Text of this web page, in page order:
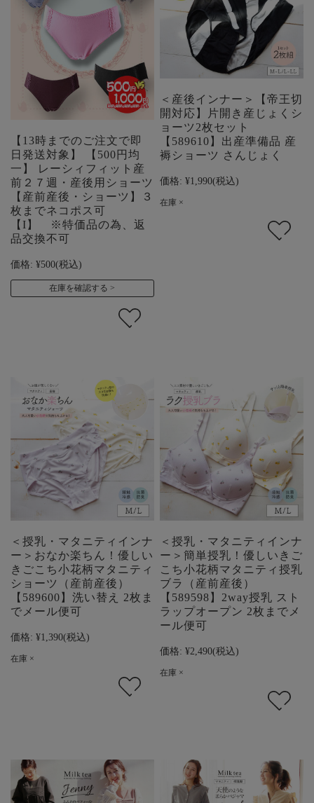
【13時までのご注文で即
日発送対象】 【500円均
一】 レーシィフィット産
前２７週・産後用ショーツ
【産前産後・ショーツ】３
枚までネコポス可
【I】 ※特価品の為、返
品交換不可
価格: ¥500(税込)
在庫を確認する
＜産後インナー＞【帝王切
開対応】片開き産じょくシ
ョーツ2枚セット
【589610】出産準備品 産
褥ショーツ さんじょく
価格: ¥1,990(税込)
在庫 ×
＜授乳・マタニティインナ
ー＞おなか楽ちん！優しい
きごこち小花柄マタニティ
ショーツ（産前産後）
【589600】洗い替え 2枚ま
でメール便可
価格: ¥1,390(税込)
在庫 ×
＜授乳・マタニティインナ
ー＞簡単授乳！優しいきご
こち小花柄マタニティ授乳
ブラ（産前産後）
【589598】2way授乳 スト
ラップオープン 2枚までメ
ール便可
価格: ¥2,490(税込)
在庫 ×